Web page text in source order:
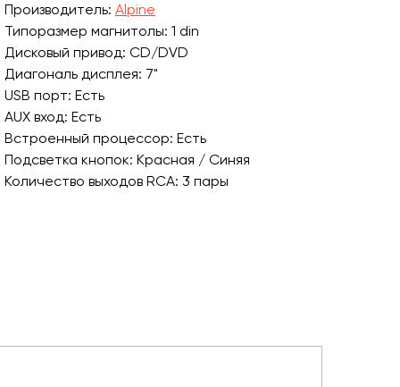
Производитель: Alpine
Типоразмер магнитолы: 1 din
Дисковый привод: CD/DVD
Диагональ дисплея: 7"
USB порт: Есть
AUX вход: Есть
Встроенный процессор: Есть
Подсветка кнопок: Красная / Синяя
Количество выходов RCA: 3 пары